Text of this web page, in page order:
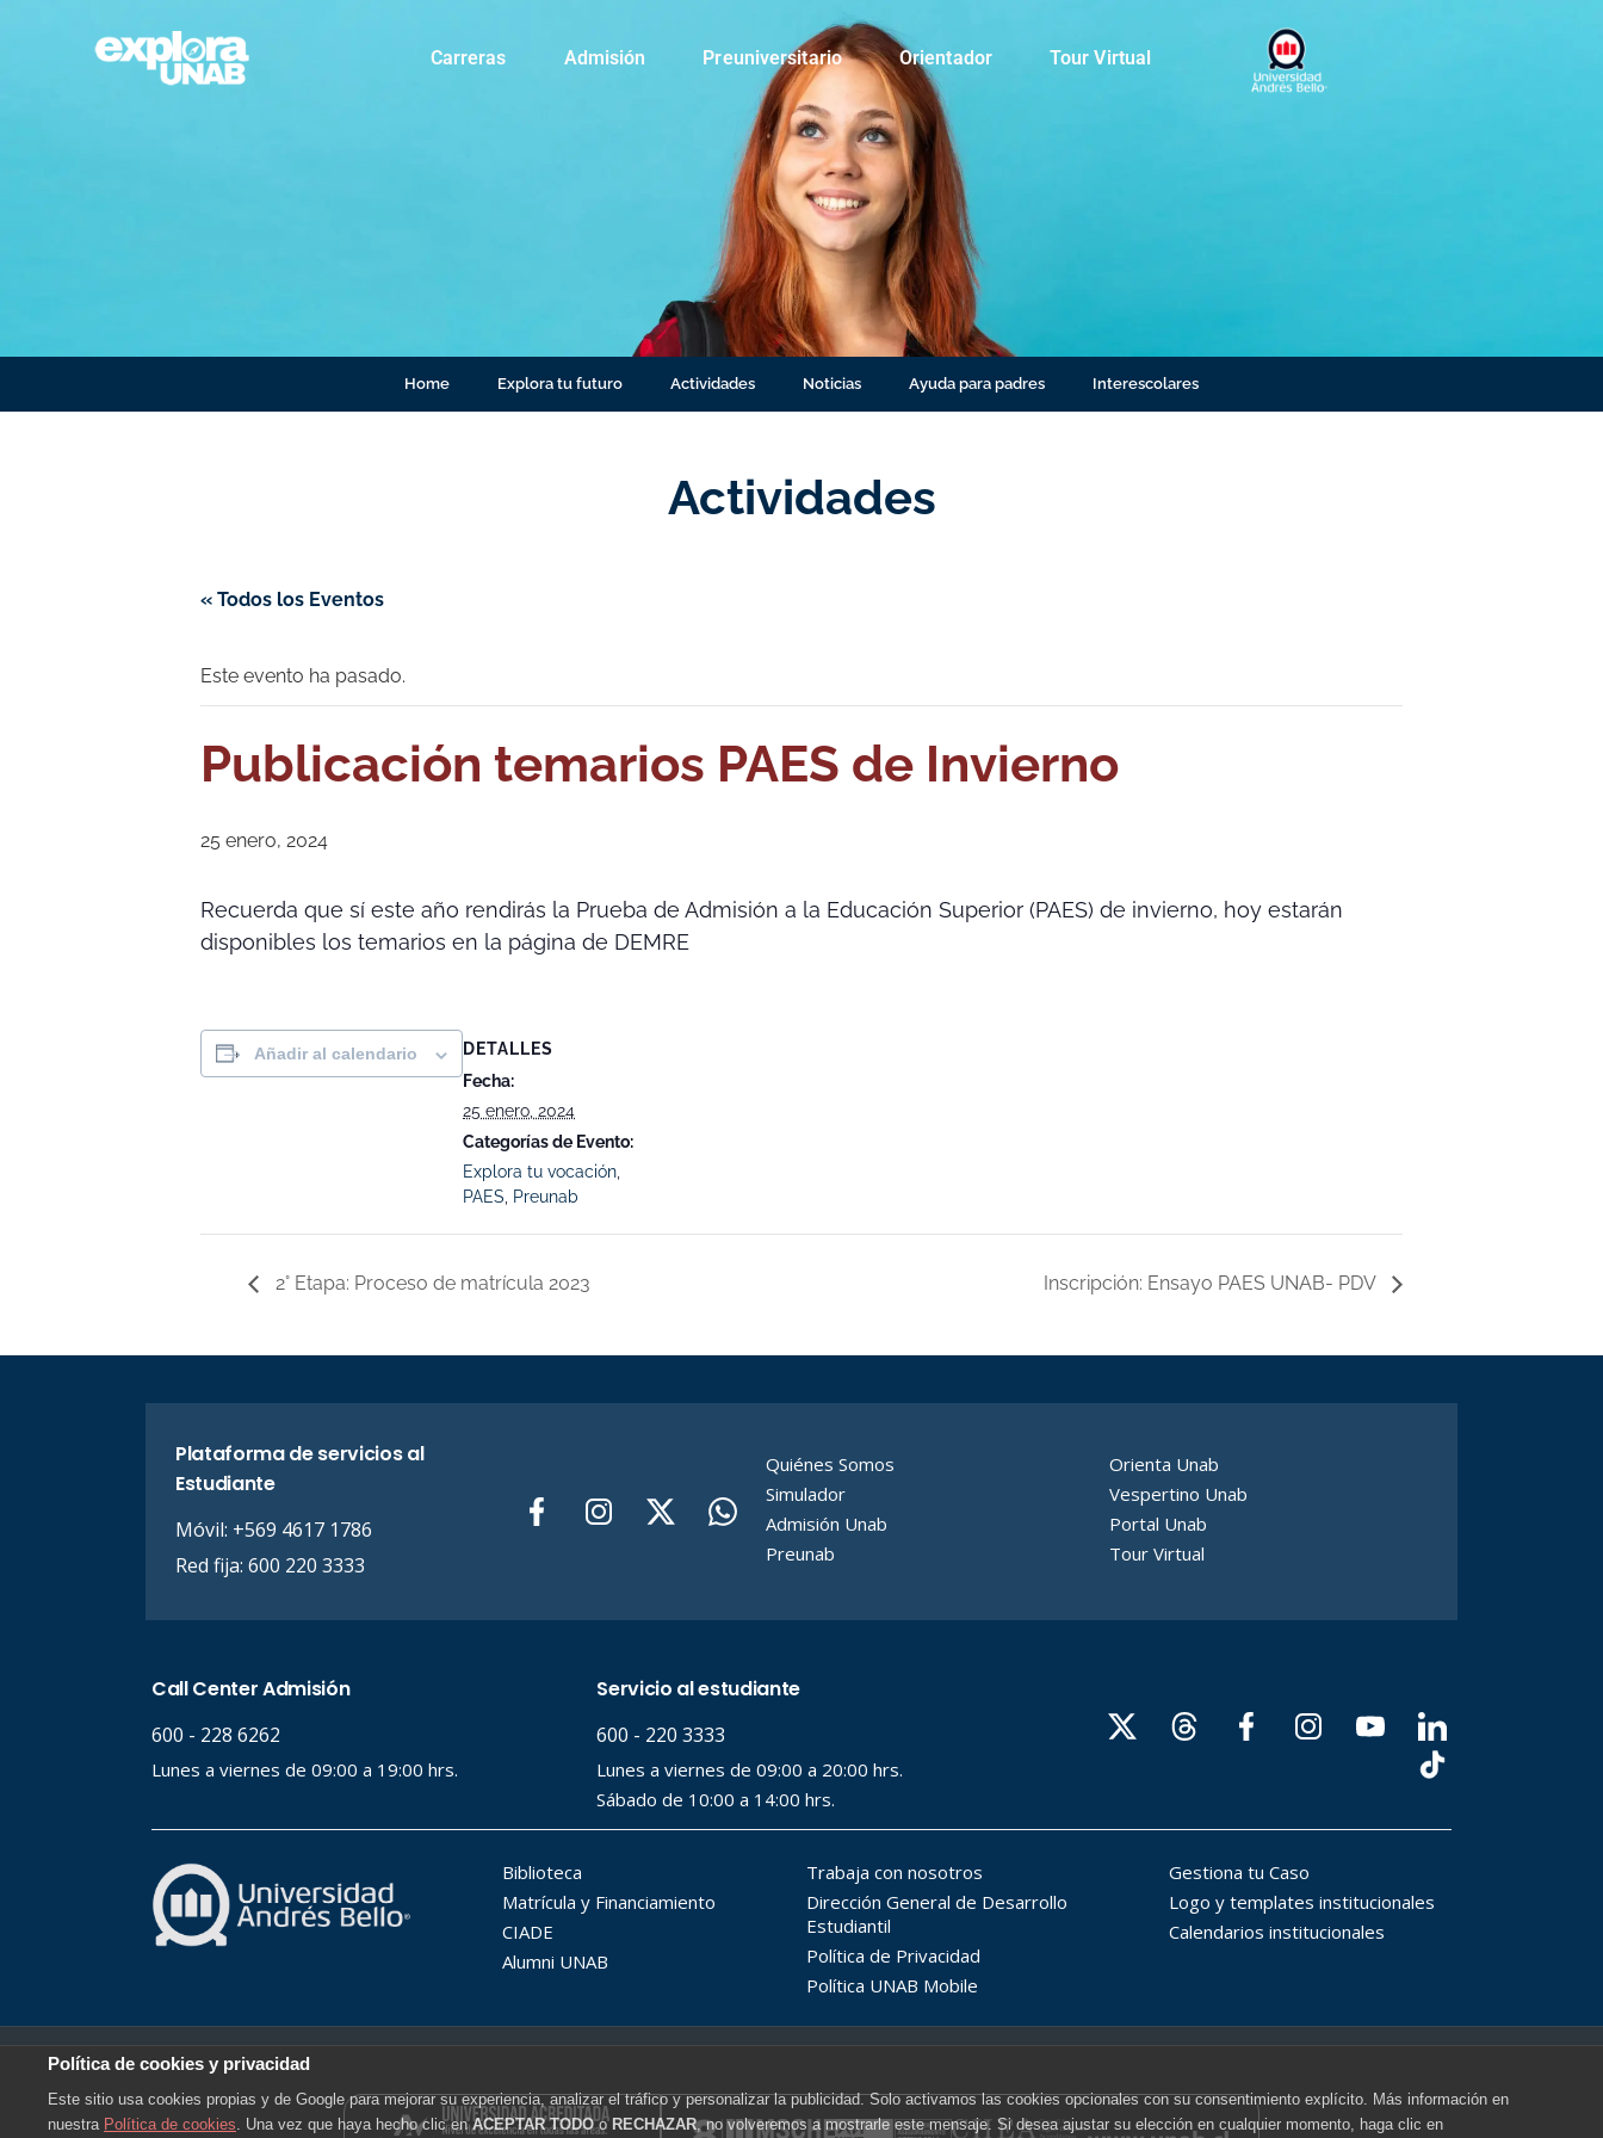
Carreras Admisión Preuniversitario Orientador Tour Virtual
Home Explora tu futuro Actividades Noticias Ayuda para padres Interescolares
Actividades
« Todos los Eventos
Este evento ha pasado.
Publicación temarios PAES de Invierno
25 enero, 2024
Recuerda que sí este año rendirás la Prueba de Admisión a la Educación Superior (PAES) de invierno, hoy estarán
disponibles los temarios en la página de DEMRE
Añadir al calendario
DETALLES
Fecha:
25 enero, 2024
Categorías de Evento:
Explora tu vocación,
PAES, Preunab
2° Etapa: Proceso de matrícula 2023 Inscripción: Ensayo PAES UNAB- PDV